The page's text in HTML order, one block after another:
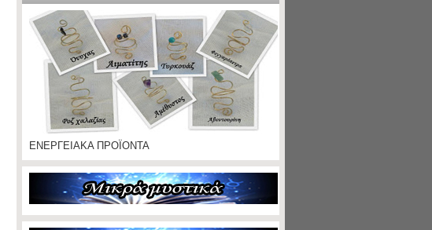
ΕΝΕΡΓΕΙΑΚΑ ΠΡΟΪΟΝΤΑ